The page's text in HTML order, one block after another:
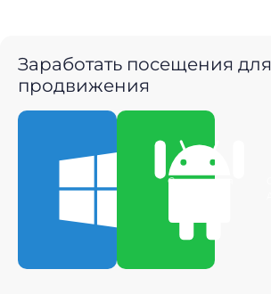
Заработать посещения для
продвижения
Скачать для